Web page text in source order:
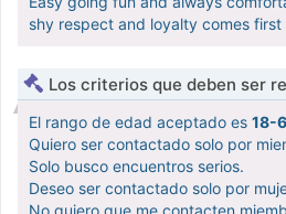
shy respect and loyalty comes first
Los criterios que deben ser
El rango de edad aceptado es 18-
Quiero ser contactado solo por
Solo busco encuentros serios.
Deseo ser contactado solo por